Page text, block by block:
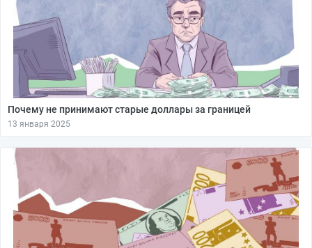
Почему не принимают старые доллары за границей
13 января 2025